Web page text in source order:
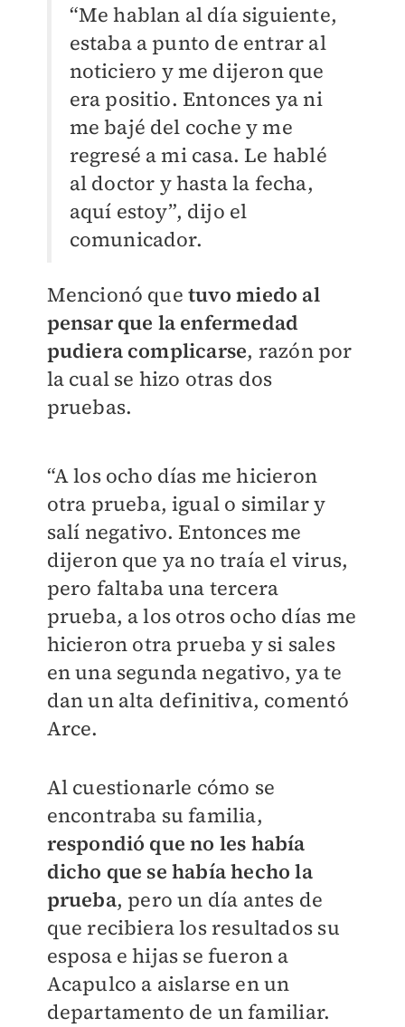
“Me hablan al día siguiente,
estaba a punto de entrar al
noticiero y me dijeron que
era positio. Entonces ya ni
me bajé del coche y me
regresé a mi casa. Le hablé
al doctor y hasta la fecha,
aquí estoy”, dijo el
comunicador.
Mencionó quetuvo miedo al
pensar que la enfermedad
pudiera complicarse, razón por
la cual se hizo otras dos
pruebas.
“A los ocho días me hicieron
otra prueba, igual o similar y
salí negativo. Entonces me
dijeron que ya no traía el virus,
pero faltaba una tercera
prueba, a los otros ocho días me
hicieron otra prueba y si sales
en una segunda negativo, ya te
dan un alta definitiva, comentó
Arce.
Al cuestionarle cómo se
encontraba su familia,
respondió que no les había
dicho que se había hecho la
prueba, pero un día antes de
que recibiera los resultados su
esposa e hijas se fueron a
Acapulco a aislarse en un
departamento de un familiar.